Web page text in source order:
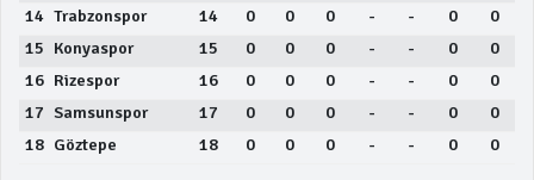
14 Trabzonspor 14 0 0 0 - - 0
0
15 Konyaspor 15 0 0 0 - - 0
0
16 Rizespor 16 0 0 0 - - 0
0
17 Samsunspor 17 0 0 0 - - 0
0
18 Göztepe 18 0 0 0 - - 0 0